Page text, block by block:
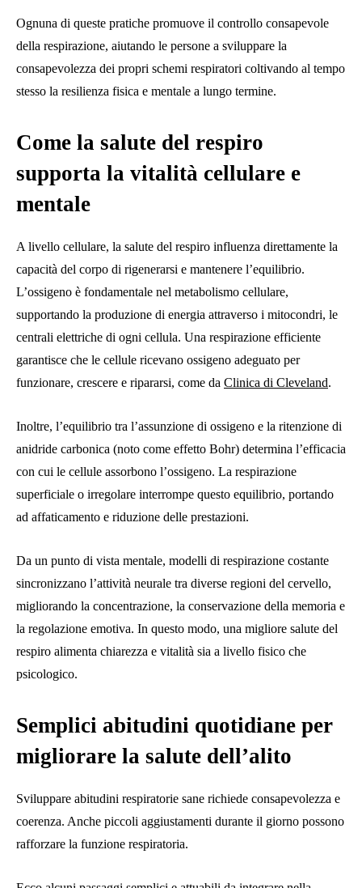
Ognuna di queste pratiche promuove il controllo consapevole
della respirazione, aiutando le persone a sviluppare la
consapevolezza dei propri schemi respiratori coltivando al tempo
stesso la resilienza fisica e mentale a lungo termine.
Come la salute del respiro
supporta la vitalità cellulare e
mentale
A livello cellulare, la salute del respiro influenza direttamente la
capacità del corpo di rigenerarsi e mantenere l’equilibrio.
L’ossigeno è fondamentale nel metabolismo cellulare,
supportando la produzione di energia attraverso i mitocondri, le
centrali elettriche di ogni cellula. Una respirazione efficiente
garantisce che le cellule ricevano ossigeno adeguato per
funzionare, crescere e ripararsi, come da Clinica di Cleveland.
Inoltre, l’equilibrio tra l’assunzione di ossigeno e la ritenzione di
anidride carbonica (noto come effetto Bohr) determina l’efficacia
con cui le cellule assorbono l’ossigeno. La respirazione
superficiale o irregolare interrompe questo equilibrio, portando
ad affaticamento e riduzione delle prestazioni.
Da un punto di vista mentale, modelli di respirazione costante
sincronizzano l’attività neurale tra diverse regioni del cervello,
migliorando la concentrazione, la conservazione della memoria e
la regolazione emotiva. In questo modo, una migliore salute del
respiro alimenta chiarezza e vitalità sia a livello fisico che
psicologico.
Semplici abitudini quotidiane per
migliorare la salute dell’alito
Sviluppare abitudini respiratorie sane richiede consapevolezza e
coerenza. Anche piccoli aggiustamenti durante il giorno possono
rafforzare la funzione respiratoria.